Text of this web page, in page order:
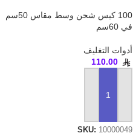
100 كيس شحن وسط مقاس 50سم
في 60سم
أدوات التغليف
110.00
SKU: 10000049